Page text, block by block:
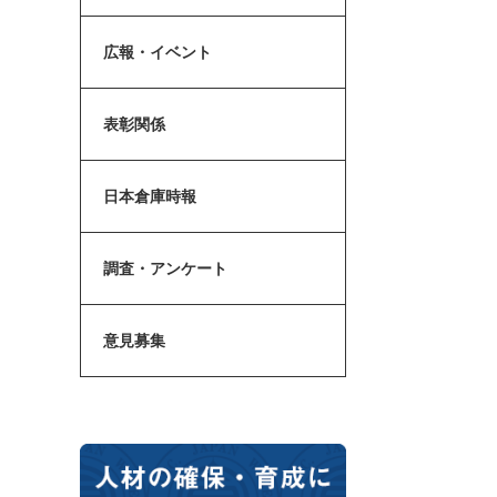
広報・イベント
表彰関係
日本倉庫時報
調査・アンケート
意見募集